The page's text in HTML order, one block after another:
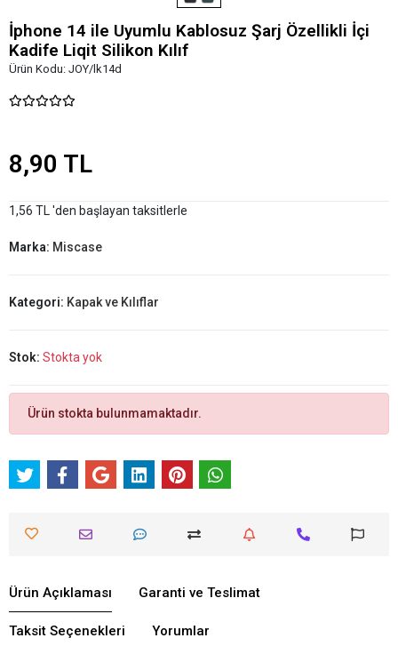
İphone 14 ile Uyumlu Kablosuz Şarj Özellikli İçi
Kadife Liqit Silikon Kılıf
Ürün Kodu: JOY/lk14d
8,90 TL
1,56 TL 'den başlayan taksitlerle
Marka: Miscase
Kategori: Kapak ve Kılıflar
Stok: Stokta yok
Ürün stokta bulunmamaktadır.
Ürün Açıklaması Garanti ve Teslimat
Taksit Seçenekleri Yorumlar